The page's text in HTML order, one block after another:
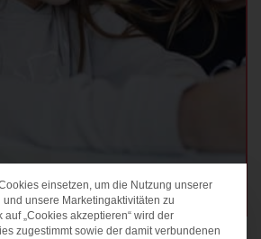
DAFÜR STEHEN WIRDATENSCHUTZ-
einsetzen, um die Nutzung unserer
unsere Marketingaktivitäten zu
„Cookies akzeptieren“ wird der
zugestimmt sowie der damit verbundenen